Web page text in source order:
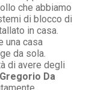
che abbiamo
di blocco di
in casa.
una casa
da sola.
di avere degli
Da